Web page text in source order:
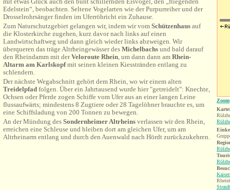
Edelstein“, beobachten. Seltene Vogelarten wie der Purpurreiher und der
Drosselrohrsänger finden im Uferröhricht ein Zuhause.
Zum Naturschutzgebiet gelangen wir, indem wir vom Schützenhaus auf
die Klosterkirche zugehen, kurz davor nach links auf einen
Landwirtschaftweg und dann gleich wieder links abzweigen. Wir
überqueren das träge Altrheingewässer des Michelbachs und bald darauf
den Rheindamm mit derVeloroute Rhein, um dann dann am Rhein-
Altarm am Karlskopfmit seinen kleinen Kiesstränden entlang zu
schlendern.
Der nächste Wegabschnitt gehört dem Rhein, wo wir einem alten
Treidelpfad folgen. Über ein Jahrtausend wurde hier "getreidelt": Knechte,
Ochsen oder Pferde zogen Schiffe vom Ufer aus an einer langen Leine
flussaufwärts; mindestens 8 Zugtiere oder 28 Tagelöhner brauchte es, um
eine Schiffsladung von 200 Tonnen zu bewegen.
An der Mündung des Sondernheimer Altrheins verlassen wir den Rhein,
erreichen eine Schleuse und bleiben dort am gleichen Ufer, um am
Altrheinarm entlang und durch den Auenwald nach Hördt zurückzukehren.
Zoom
Karte: